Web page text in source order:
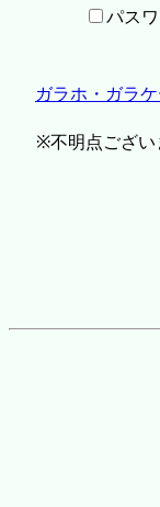
パス
ガラホ・ガラ
※不明点ござい